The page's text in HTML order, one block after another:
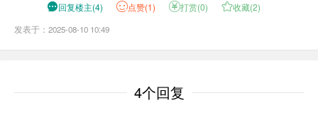
回复楼主(4) 点赞(1) 打赏(0) 收藏(2)
发表于：2025-08-10 10:49
4个回复